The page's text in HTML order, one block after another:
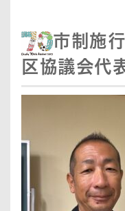
市制施
区協議会代